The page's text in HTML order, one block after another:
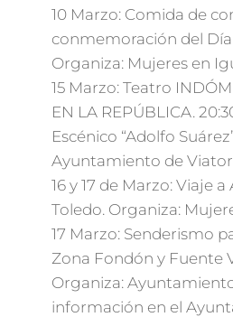
10 Marzo: Comida de
conmemoración del
Organiza: Mujeres en
15 Marzo: Teatro
EN LA REPÚBLICA.
Escénico “Adolfo
Ayuntamiento de
16 y 17 de Marzo: Viaje
Toledo. Organiza:
17 Marzo: Senderismo
Zona Fondón y Fuente
Organiza:
información en el